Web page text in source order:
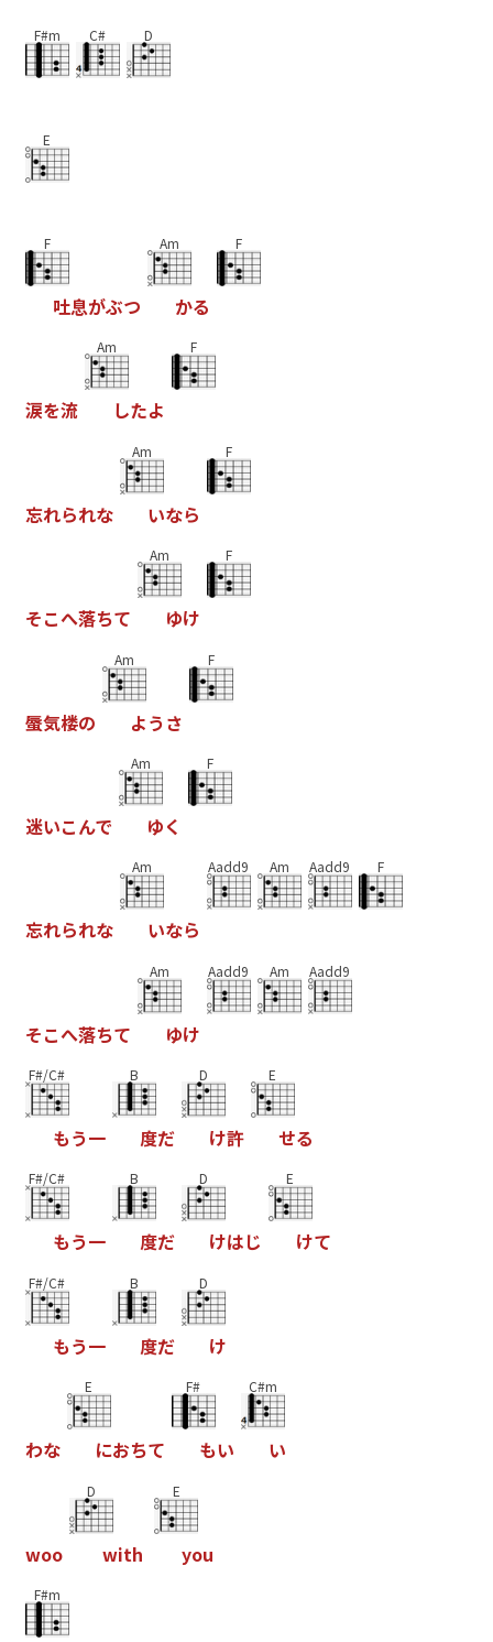
F#m C# D
E
F
吐息がぶつ
Am
かる
F
涙を流
Am
したよ
F
忘れられな
Am
いなら
F
そこへ落ちて
Am
ゆけ
F
蜃気楼の
Am
よう さ
F
迷いこんで
Am
ゆく
F
忘れられな
Am
いなら
Aadd9 Am Aadd9 F
そこへ落ちて
Am
ゆけ
Aadd9 Am Aadd9
F#/C#
もう一
B
度だ
D
け許
E
せる
F#/C#
もう一
B
度だ
D
けはじ
E
けて
F#/C#
もう一
B
度だ
D
け
わな
E
におちて
F#
もい
C#m
い
woo
D
with
E
you
F#m